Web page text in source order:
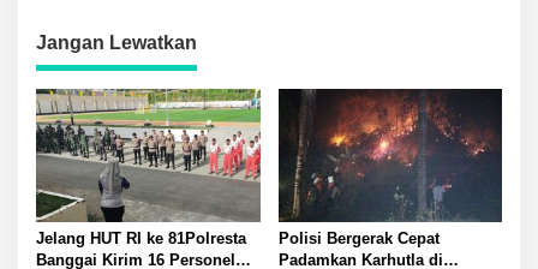
Masyarakat
Jangan Lewatkan
Jelang HUT RI ke 81Polresta
Banggai Kirim 16 Personel
Polisi Bergerak Cepat
Padamkan Karhutla di